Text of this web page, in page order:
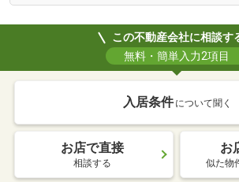
この不動産会社に相談す
無料・簡単入力2項目
入居条件 について聞く
お店で直接
相談する
お
似た物